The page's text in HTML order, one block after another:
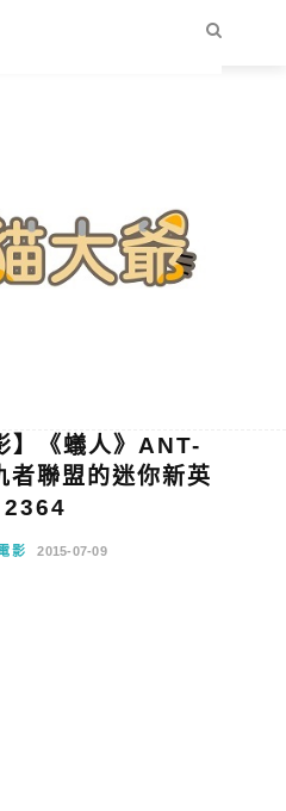
】《蟻人》ANT-
者聯盟的迷你新英
2364
影 2015-07-09